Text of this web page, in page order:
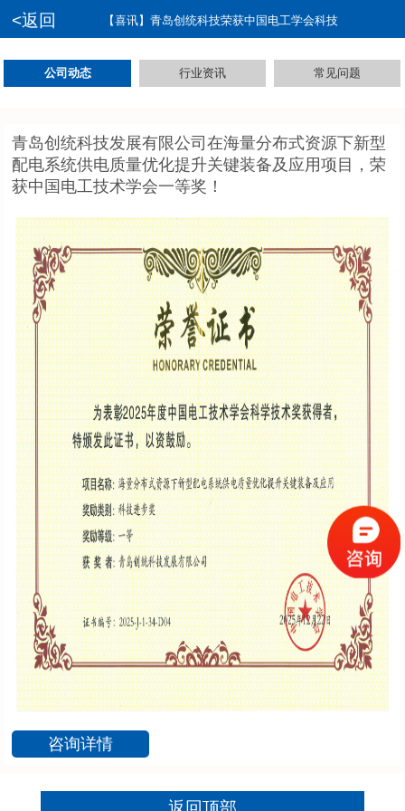
<返回 【喜讯】青岛创统科技荣获中国电工学会科技
公司动态 行业资讯 常见问题
青岛创统科技发展有限公司在海量分布式资源下新型
配电系统供电质量优化提升关键装备及应用项目，荣
获中国电工技术学会一等奖！
咨询详情